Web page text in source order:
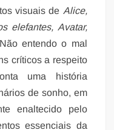
visuais de Alice,
elefantes, Avatar,
entendo o mal
críticos a respeito
uma história
de sonho, em
enaltecido pelo
essenciais da